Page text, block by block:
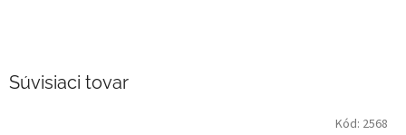
Súvisiaci tovar
Kód: 2568